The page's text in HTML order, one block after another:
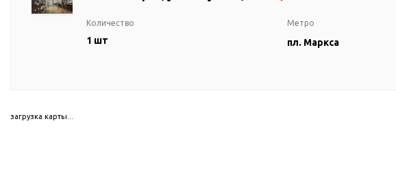
Количество
1 шт
Метро
пл. Маркса
загрузка карты...